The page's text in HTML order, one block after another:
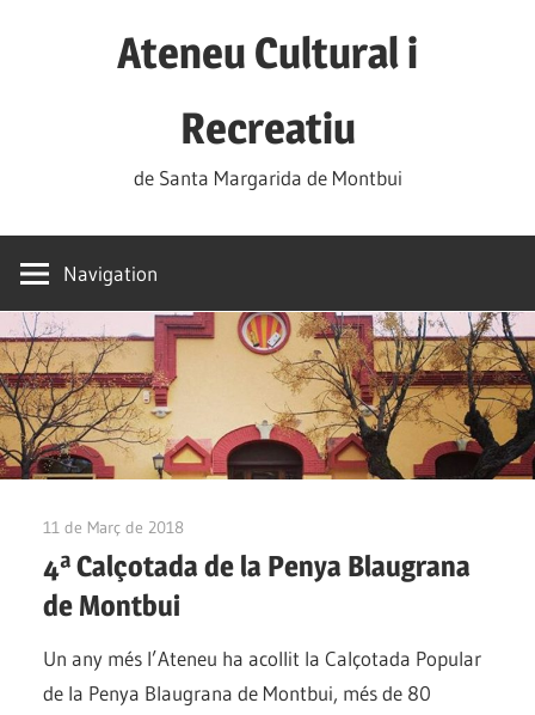
Ateneu Cultural i
Recreatiu
de Santa Margarida de Montbui
Navigation
11 de Març de 2018
4ª Calçotada de la Penya Blaugrana
de Montbui
Un any més l’Ateneu ha acollit la Calçotada Popular
de la Penya Blaugrana de Montbui, més de 80